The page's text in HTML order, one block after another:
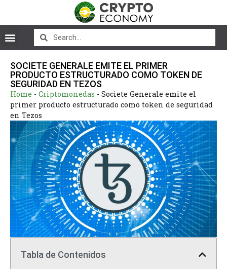
SOCIETE GENERALE EMITE EL PRIMER
PRODUCTO ESTRUCTURADO COMO TOKEN DE
SEGURIDAD EN TEZOS
Home - Criptomonedas - Societe Generale emite el
primer producto estructurado como token de seguridad
en Tezos
Tabla de Contenidos